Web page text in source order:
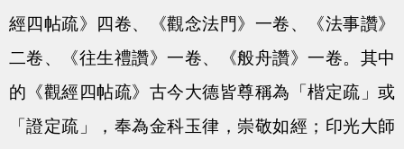
經四帖疏》四卷、《觀念法門》一卷、《法事讚》
二卷、《往生禮讚》一卷、《般舟讚》一卷。其中
的《觀經四帖疏》古今大德皆尊稱為「楷定疏」或
「證定疏」，奉為金科玉律，崇敬如經；印光大師